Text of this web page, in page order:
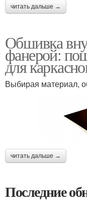
читать дальше →
Обшивка
фанерой:
для
Выбирая материал,
читать дальше →
Последние